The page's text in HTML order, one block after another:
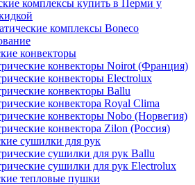
комплексы купить в Перми у
комплексы Boneсo
конвекторы
конвекторы Noirot (Франция)
конвекторы Electrolux
конвекторы Ballu
конвектора Royal Clima
конвекторы Nobo (Норвегия)
конвектора Zilon (Россия)
сушилки для рук
сушилки для рук Ballu
сушилки для рук Electrolux
тепловые пушки